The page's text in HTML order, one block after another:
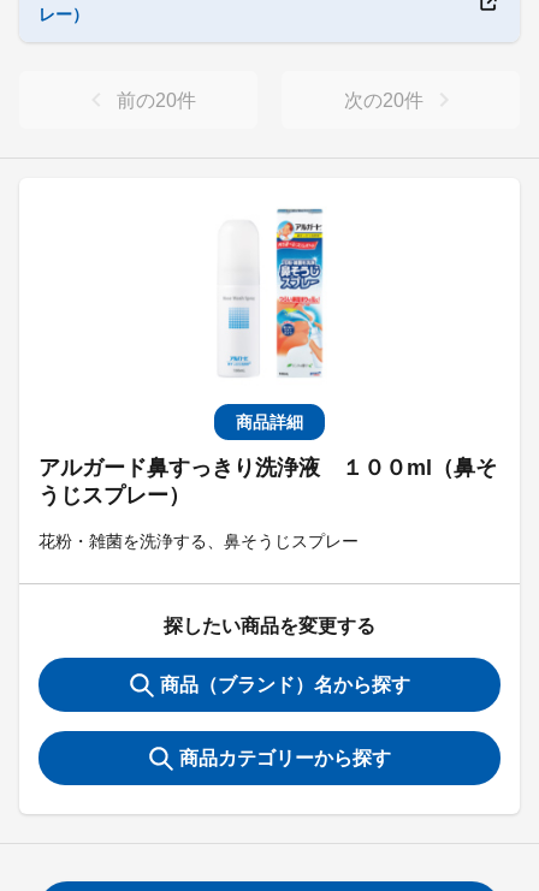
商品詳細
アルガード鼻すっきり洗浄液 １００ml（鼻そ
うじスプレー）
花粉・雑菌を洗浄する、鼻そうじスプレー
探したい商品を変更する
商品（ブランド）名から探す
商品カテゴリーから探す
レー）
前の20件 次の20件